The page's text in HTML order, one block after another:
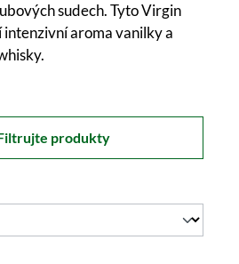
sudech. Tyto Virgin
aroma vanilky a
produkty